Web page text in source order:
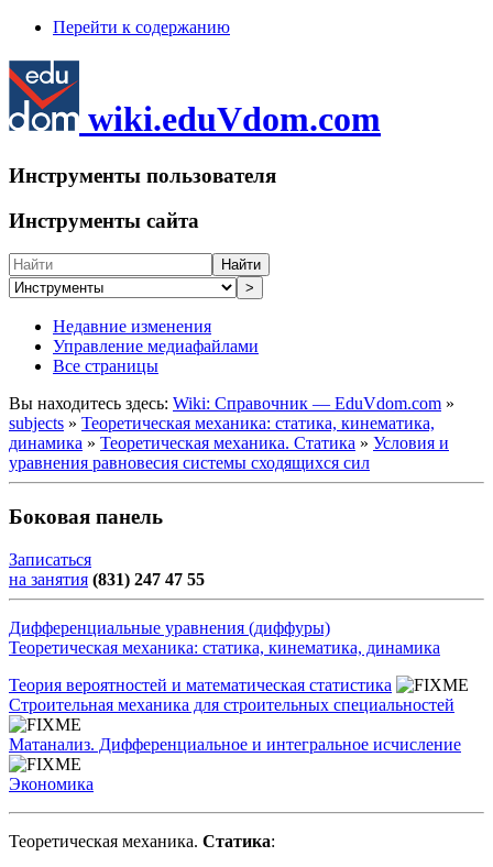
Перейти к содержанию
wiki.eduVdom.com
Инструменты пользователя
Инструменты сайта
Найти
>
Недавние изменения
Управление медиафайлами
Все страницы
Вы находитесь здесь: Wiki: Справочник — EduVdom.com »
subjects » Теоретическая механика: статика, кинематика,
динамика » Теоретическая механика. Статика » Условия и
уравнения равновесия системы сходящихся сил
Боковая панель
Записаться
на занятия (831) 247 47 55
Дифференциальные уравнения (диффуры)
Теоретическая механика: статика, кинематика, динамика
Теория вероятностей и математическая статистика
Строительная механика для строительных специальностей
Матанализ. Дифференциальное и интегральное исчисление
Экономика
Теоретическая механика. Статика: